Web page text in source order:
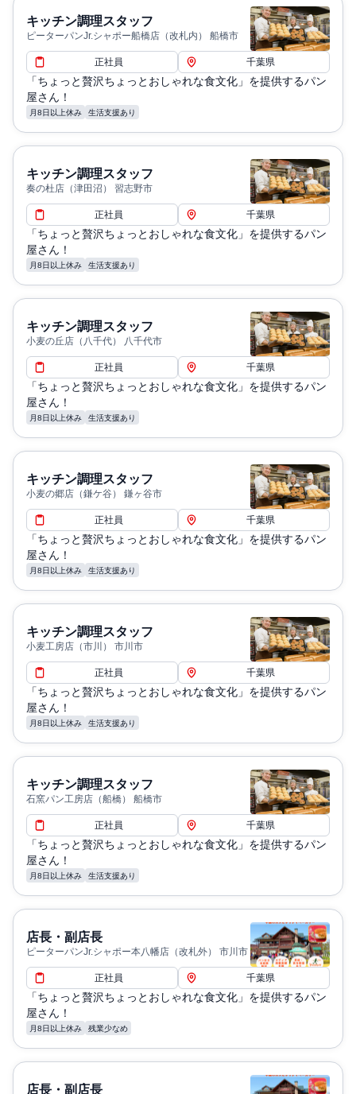
キッチン調理スタッフ
ピーターパンJr.シャポー船橋店（改札内） 船橋市
正社員 千葉県
「ちょっと贅沢ちょっとおしゃれな食文化」を提供するパン
屋さん！
月8日以上休み 生活支援あり
キッチン調理スタッフ
奏の杜店（津田沼） 習志野市
正社員 千葉県
「ちょっと贅沢ちょっとおしゃれな食文化」を提供するパン
屋さん！
月8日以上休み 生活支援あり
キッチン調理スタッフ
小麦の丘店（八千代） 八千代市
正社員 千葉県
「ちょっと贅沢ちょっとおしゃれな食文化」を提供するパン
屋さん！
月8日以上休み 生活支援あり
キッチン調理スタッフ
小麦の郷店（鎌ケ谷） 鎌ヶ谷市
正社員 千葉県
「ちょっと贅沢ちょっとおしゃれな食文化」を提供するパン
屋さん！
月8日以上休み 生活支援あり
キッチン調理スタッフ
小麦工房店（市川） 市川市
正社員 千葉県
「ちょっと贅沢ちょっとおしゃれな食文化」を提供するパン
屋さん！
月8日以上休み 生活支援あり
キッチン調理スタッフ
石窯パン工房店（船橋） 船橋市
正社員 千葉県
「ちょっと贅沢ちょっとおしゃれな食文化」を提供するパン
屋さん！
月8日以上休み 生活支援あり
店長・副店長
ピーターパンJr.シャポー本八幡店（改札外） 市川市
正社員 千葉県
「ちょっと贅沢ちょっとおしゃれな食文化」を提供するパン
屋さん！
月8日以上休み 残業少なめ
店長・副店長